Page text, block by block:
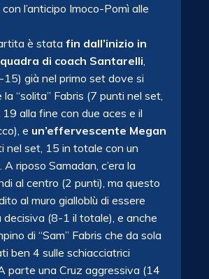
l’anticipo Imoco-Pomì alle
è stata fin dall’inizio in
di coach Santarelli
già nel primo set dove si
“solita” Fabris (7 punti nel set,
alla fine con due aces e il
e un’effervescente Megan
nel set, 15 in totale con un
riposo Samadan, c’era la
al centro (2 punti), ma questo
al muro gialloblù di essere
decisiva (8-1 il totale), e anche
di “Sam” Fabris che da sola
ben 4 sulle schiacciatrici
parte una Cruz aggressiva (14